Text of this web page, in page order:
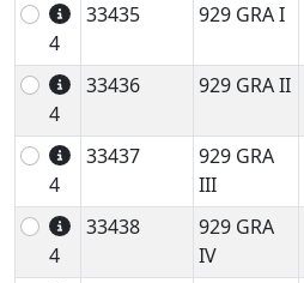
4
33435 929 GRA I
4
33436 929 GRA II
4
33437
929 GRA
III
4
33438
929 GRA
IV